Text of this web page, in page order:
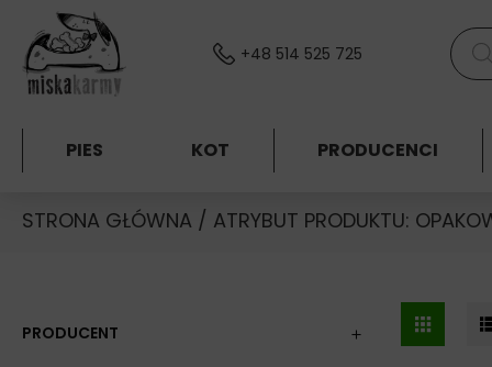
Skocz do treści
+48 514 525 725
PIES KOT PRODUCENCI
STRONA GŁÓWNA / ATRYBUT PRODUKTU:
PRODUCENT